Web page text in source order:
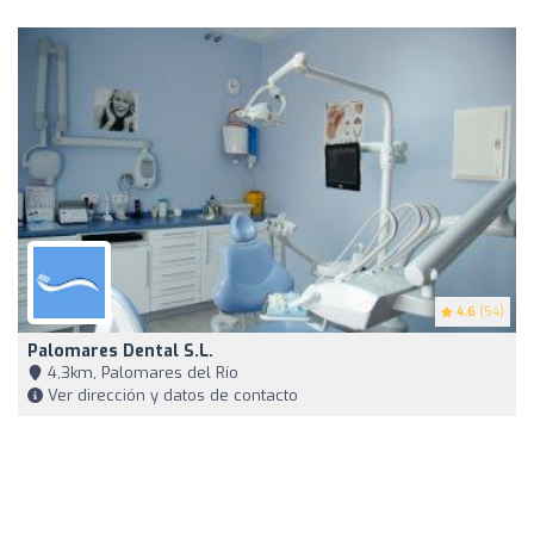
4.6 (54)
Palomares Dental S.L.
4,3km, Palomares del Río
Ver dirección y datos de contacto